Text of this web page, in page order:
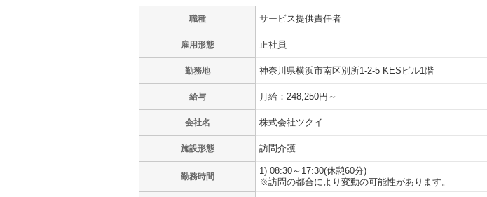
職種 サービス提供責任者
雇用形態 正社員
勤務地 神奈川県横浜市南区別所1-2-5 KESビル1階
給与 月給：248,250円～
会社名 株式会社ツクイ
施設形態 訪問介護
勤務時間
1) 08:30～17:30(休憩60分)
※訪問の都合により変動の可能性があります。